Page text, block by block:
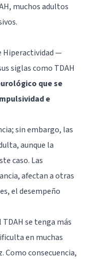
muchos adultos
.
Hiperactividad —
siglas como TDAH
que se
e
sin embargo, las
aunque la
caso. Las
afectan a otras
el desempeño
se tenga más
en muchas
Como consecuencia,